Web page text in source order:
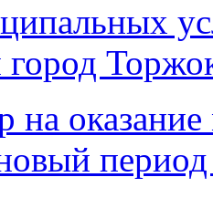
город
на